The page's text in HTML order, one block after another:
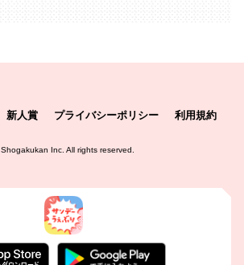
新人賞 プライバシーポリシー 利用規約
Shogakukan Inc. All rights reserved.